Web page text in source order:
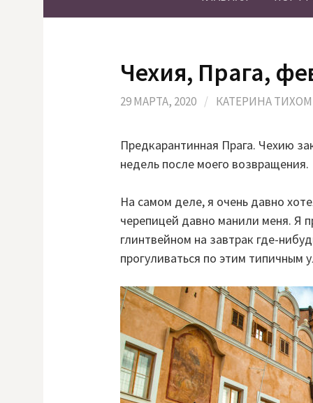
Чехия, Прага,
29 МАРТА, 2020 / КАТЕРИНА
Предкарантинная Прага. Чехию
недель после моего возвращения.
На самом деле, я очень давно
черепицей давно манили меня. Я
глинтвейном на завтрак где-
прогуливаться по этим типичным